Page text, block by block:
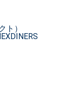
ト）
DINERS